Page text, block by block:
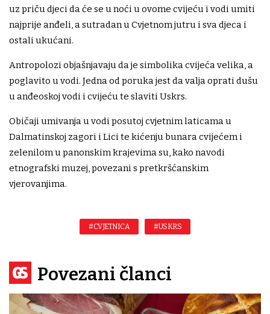
uz priču djeci da će se u noći u ovome cvijeću i vodi umiti
najprije anđeli, a sutradan u Cvjetnom jutru i sva djeca i
ostali ukućani.
Antropolozi objašnjavaju da je simbolika cvijeća velika, a
poglavito u vodi. Jedna od poruka jest da valja oprati dušu
u anđeoskoj vodi i cvijeću te slaviti Uskrs.
Običaji umivanja u vodi posutoj cvjetnim laticama u
Dalmatinskoj zagori i Lici te kićenju bunara cvijećem i
zelenilom u panonskim krajevima su, kako navodi
etnografski muzej, povezani s pretkršćanskim
vjerovanjima.
#CVJETNICA #USKRS
Povezani članci